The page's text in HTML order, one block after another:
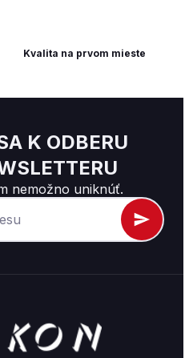
Kvalita na prvom mieste
K ODBERU
nemožno uniknúť.